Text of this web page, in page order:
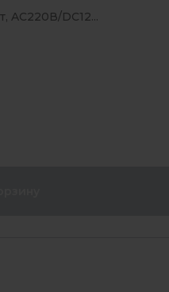
AC220В/DC12...